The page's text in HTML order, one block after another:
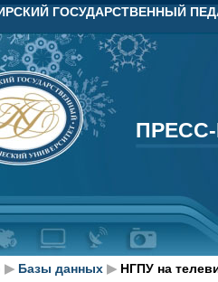
ГОСУДАРСТВЕННЫЙ
▶ Базы данных ▶НГПУ на